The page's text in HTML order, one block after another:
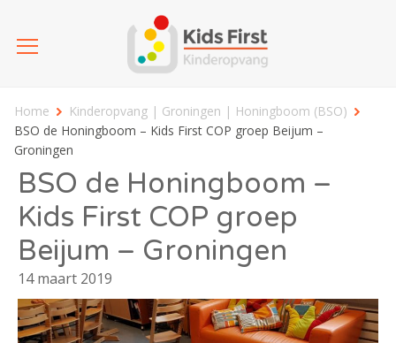
Home
Kinderopvang | Groningen | Honingboom (BSO)
BSO de Honingboom – Kids First COP groep Beijum –
Groningen
BSO de Honingboom –
Kids First COP groep
Beijum – Groningen
14 maart 2019